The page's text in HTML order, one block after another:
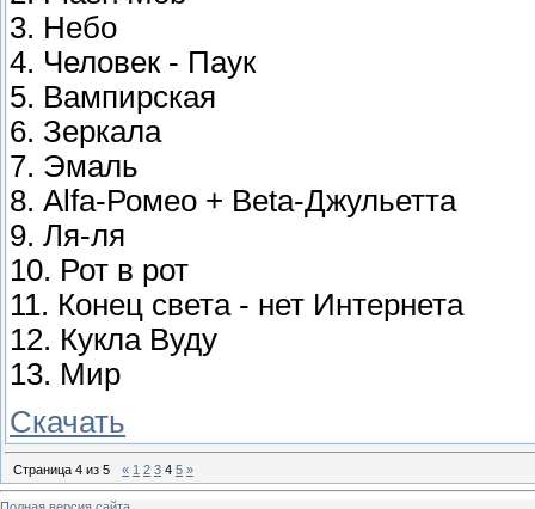
3. Небо
4. Человек - Паук
5. Вампирская
6. Зеркала
7. Эмаль
8. Alfa-Ромео + Beta-Джульетта
9. Ля-ля
10. Рот в рот
11. Конец света - нет Интернета
12. Кукла Вуду
13. Мир
Скачать
Страница 4 из 5 « 1 2 3 4 5 »
Полная версия сайта